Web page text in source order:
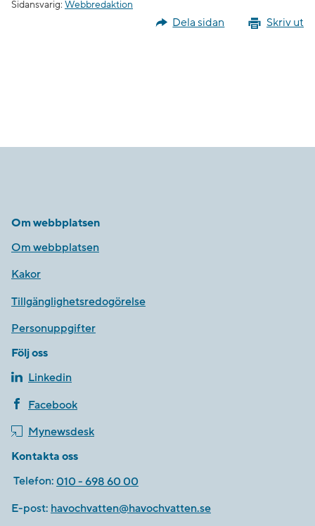
Sidansvarig: Webbredaktion
Skriv ut
Dela sidan
Om webbplatsen
Om webbplatsen
Kakor
Tillgänglighetsredogörelse
Personuppgifter
Följ oss
Linkedin
Facebook
Mynewsdesk
Kontakta oss
Telefon: 010 - 698 60 00
E-post: havochvatten@havochvatten.se